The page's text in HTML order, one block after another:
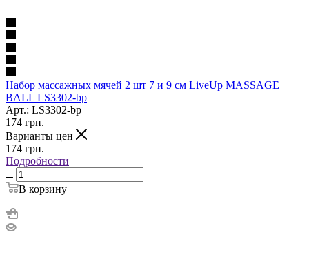
Набор массажных мячей 2 шт 7 и 9 см LiveUp MASSAGE
BALL LS3302-bp
Арт.: LS3302-bp
174 грн.
Варианты цен
174 грн.
Подробности
В корзину